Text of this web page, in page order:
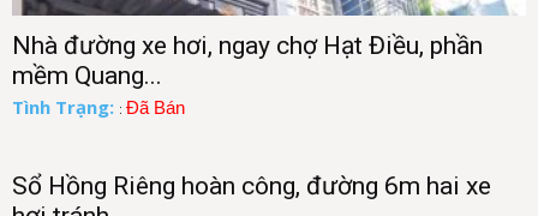
Nhà đường xe hơi, ngay chợ Hạt Điều, phần
mềm Quang...
Tình Trạng: : Đã Bán
Sổ Hồng Riêng hoàn công, đường 6m hai xe